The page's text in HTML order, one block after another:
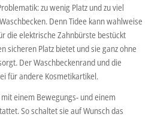
zu wenig Platz und zu viel
Denn Tidee kann wahlweise
die elektrische Zahnbürste bestückt
sicheren Platz bietet und sie ganz ohne
Der Waschbeckenrand und die
für andere Kosmetikartikel.
einem Bewegungs- und einem
So schaltet sie auf Wunsch das